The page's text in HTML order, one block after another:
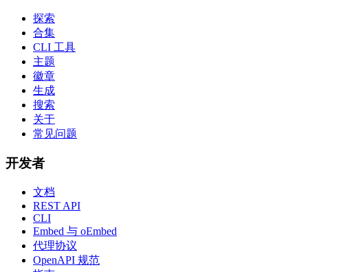
探索
合集
CLI 工具
主题
徽章
生成
搜索
关于
常见问题
开发者
文档
REST API
CLI
Embed 与 oEmbed
代理协议
OpenAPI 规范